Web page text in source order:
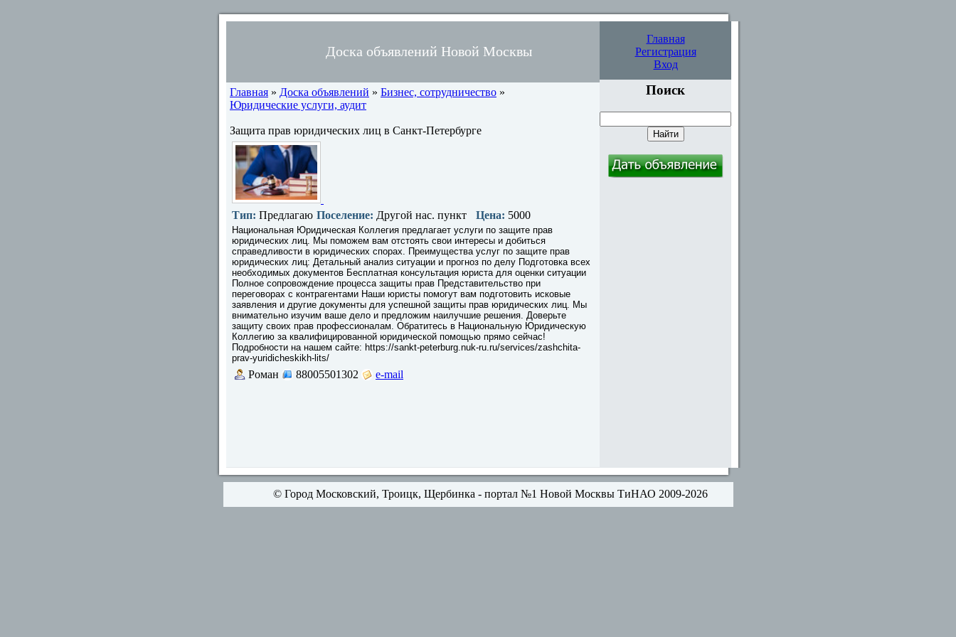
Доска объявлений Новой Москвы
Главная
Регистрация
Вход
Главная » Доска объявлений » Бизнес, сотрудничество »
Юридические услуги, аудит
Защита прав юридических лиц в Санкт-Петербурге
Тип: Предлагаю Поселение: Другой нас. пункт Цена: 5000
Национальная Юридическая Коллегия предлагает услуги по защите прав
юридических лиц. Мы поможем вам отстоять свои интересы и добиться
справедливости в юридических спорах. Преимущества услуг по защите прав
юридических лиц: Детальный анализ ситуации и прогноз по делу Подготовка всех
необходимых документов Бесплатная консультация юриста для оценки ситуации
Полное сопровождение процесса защиты прав Представительство при
переговорах с контрагентами Наши юристы помогут вам подготовить исковые
заявления и другие документы для успешной защиты прав юридических лиц. Мы
внимательно изучим ваше дело и предложим наилучшие решения. Доверьте
защиту своих прав профессионалам. Обратитесь в Национальную Юридическую
Коллегию за квалифицированной юридической помощью прямо сейчас!
Подробности на нашем сайте: https://sankt-peterburg.nuk-ru.ru/services/zashchita-
prav-yuridicheskikh-lits/
Роман 88005501302 e-mail
Поиск
© Город Московский, Троицк, Щербинка - портал №1 Новой Москвы ТиНАО 2009-2026